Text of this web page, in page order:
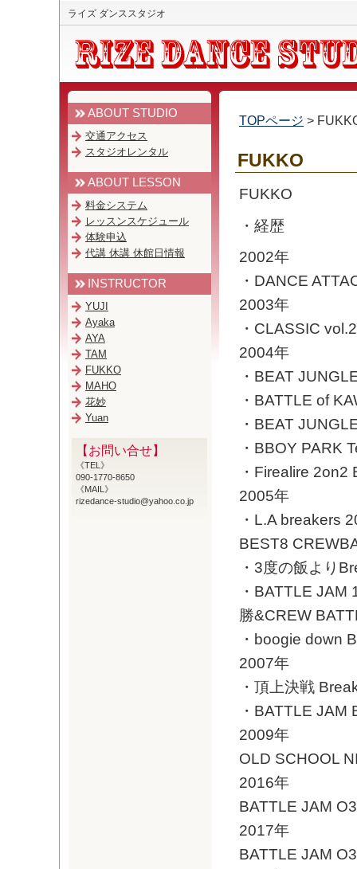
ライズ ダンススタジオ
TOPページ >
FUKKO
FUKKO
・経歴
2002年
・DANCE
2003年
・CLASSIC
2004年
・BEAT
・BATTLE of
・BEAT
・BBOY PARK
・Firealire
2005年
・L.A breakers
BEST8
・3度の飯より
・BATTLE
勝&CREW
・boogie down
2007年
・頂上決戦
・BATTLE
2009年
OLD SCHOOL
2016年
BATTLE JAM
2017年
BATTLE JAM
ABOUT STUDIO
交通アクセス
スタジオレンタル
ABOUT LESSON
料金システム
レッスンスケジュール
体験申込
代講 休講 休館日情報
INSTRUCTOR
YUJI
Ayaka
AYA
TAM
FUKKO
MAHO
花妙
Yuan
【お問い合せ】
《TEL》
090-1770-8650
《MAIL》
rizedance-studio@yahoo.co.jp